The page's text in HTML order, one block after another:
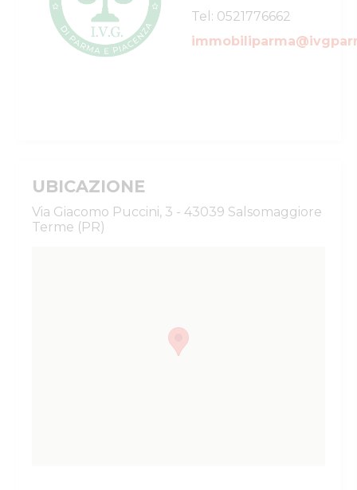
Tel: 0521776662
UBICAZIONE
Via Giacomo Puccini, 3 - 43039 Salsomaggiore
Terme (PR)